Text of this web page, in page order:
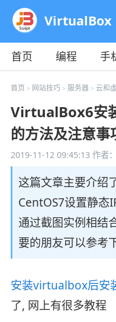
VirtualBox
首页 编程 手
教程
平面 服
首页 > 网站技巧 > 服务器> 云和
VirtualBox6安
的方法及注意事
2019-11-12 09:45:13作者
这篇文章主要介绍
CentOS7设置静态
通过截图实例相结
要的朋友可以参考
安装virtualbox后安
了, 网上有很多教程